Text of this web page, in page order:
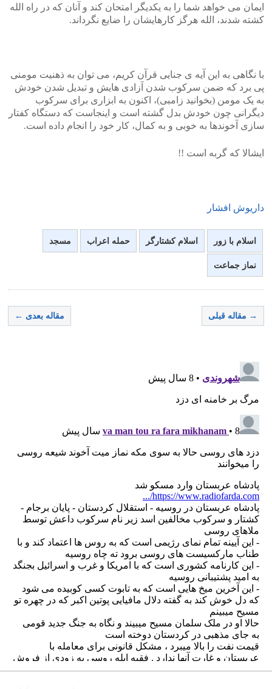
ایمان می ‌خواهد شما را به یکدیگر امتحان کند و آنان که در راه الله
کشته شدند، الله هرگز کارهایشان را ضایع نگرداند.
با نگاهی به این آیه ی جنایی قرآن کریم، می توان به ذهنیت مومنی
پی برد که ضمن سرکوب شدن آزادی هایش و تبدیل شدن خودش
به یک مومن (بخوانید زامبی)، اکنون به ابزاری برای سرکوب
دیگرانی چون خودش بدل گشته است و اینجاست که دستگاه کفتار
سازی آخوندها به خوبی و به کمال، کار خود را انجام داده است.
ایشالا که گربه است !!
داریوش افشار
اسلام با زور اسلام کشتارگر حمله اعراب مسجد
نماز جماعت
→ مقاله قبلی مقاله بعدی ←